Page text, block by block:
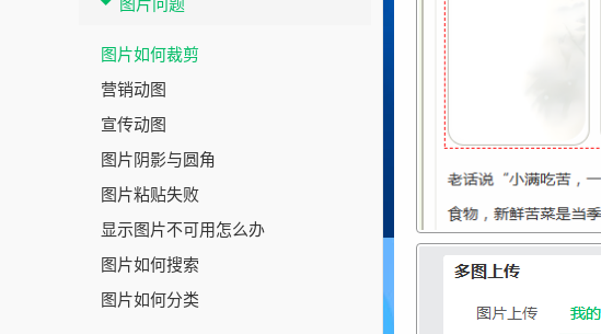
图片如何裁剪
营销动图
宣传动图
图片阴影与圆角
图片粘贴失败
显示图片不可用怎么办
图片如何搜索
图片如何分类